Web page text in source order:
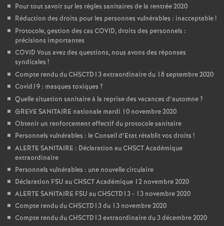
Pour tout savoir sur les règles sanitaires de la rentrée 2020
Réduction des droits pour les personnes vulnérables : inacceptable!
Protocole, gestion des cas COVID, droits des personnels :
précisions importantes
COVID Vous avez des questions, nous avons des réponses
syndicales !
Compte rendu du CHSCTD13 extraordinaire du 18 septembre 2020
Covid19 : masques toxiques ?
Quelle situation sanitaire à la reprise des vacances d’automne?
GREVE SANITAIRE nationale mardi 10 novembre 2020
Obtenir un renforcement effectif du protocole sanitaire
Personnels vulnérables : le Conseil d’Etat rétablit vos droits !
ALERTE SANITAIRE : Déclaration au CHSCT Académique
extraordinaire
Personnels vulnérables : une nouvelle circulaire
Déclaration FSU au CHSCT Académique 12 novembre 2020
ALERTE SANITAIRE FSU au CHSCTD13 - 13 novembre 2020
Compte rendu du CHSCTD13 du 13 novembre 2020
Compte rendu du CHSCTD13 extraordinaire du 3 décembre 2020